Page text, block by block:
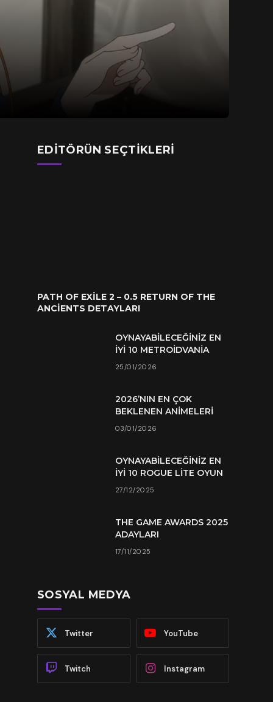
EDITÖRÜN SEÇTIKLERI
PATH OF EXILE 2 – 0.5 RETURN OF THE
ANCIENTS DETAYLARI
OYNAYABILECEĞINIZ EN
İYI 10 METROIDVANIA
25/01/2026
2026’NIN EN ÇOK
BEKLENEN ANIMELERI
03/01/2026
OYNAYABILECEĞINIZ EN
İYI 10 ROGUE LITE OYUN
27/12/2025
THE GAME AWARDS 2025
ADAYLARI
17/11/2025
SOSYAL MEDYA
Twitter YouTube
Twitch Instagram